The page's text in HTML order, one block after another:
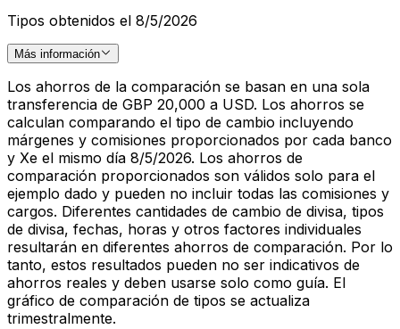
Tipos obtenidos el 8/5/2026
Más información
Los ahorros de la comparación se basan en una sola
transferencia de GBP 20,000 a USD. Los ahorros se
calculan comparando el tipo de cambio incluyendo
márgenes y comisiones proporcionados por cada banco
y Xe el mismo día 8/5/2026. Los ahorros de
comparación proporcionados son válidos solo para el
ejemplo dado y pueden no incluir todas las comisiones y
cargos. Diferentes cantidades de cambio de divisa, tipos
de divisa, fechas, horas y otros factores individuales
resultarán en diferentes ahorros de comparación. Por lo
tanto, estos resultados pueden no ser indicativos de
ahorros reales y deben usarse solo como guía. El
gráfico de comparación de tipos se actualiza
trimestralmente.